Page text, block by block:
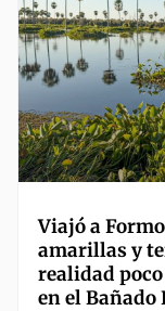
Viajó a
amarillas y
realidad
en el Bañado